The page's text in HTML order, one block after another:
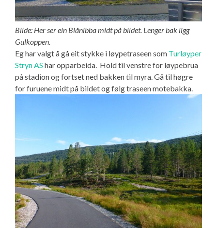
Bilde: Her ser ein Blånibba midt på bildet. Lenger bak ligg
Gulkoppen.
Eg har valgt å gå eit stykke i løypetraseen som Turløyper
Stryn AS har opparbeida. Hold til venstre for løypebrua
på stadion og fortset ned bakken til myra. Gå til høgre
for furuene midt på bildet og følg traseen motebakka.